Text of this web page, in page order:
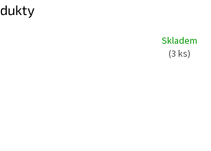
Skladem
(3 ks)